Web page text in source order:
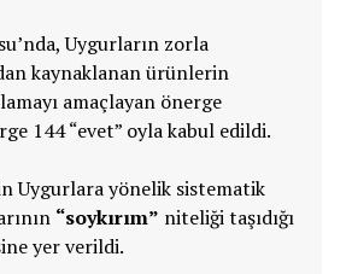
Uygurların zorla
kaynaklanan ürünlerin
amaçlayan önerge
144 “evet” oyla kabul edildi.
Uygurlara yönelik sistematik
“soykırım” niteliği taşıdığı
yer verildi.